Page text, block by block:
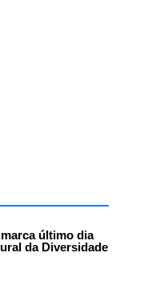
último dia
da Diversidade